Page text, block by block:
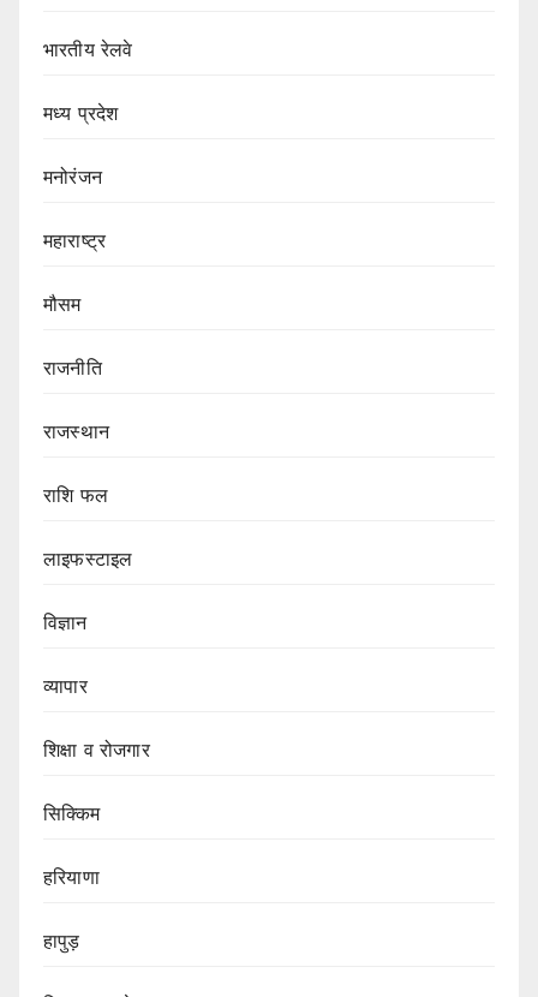
भारतीय रेलवे
मध्य प्रदेश
मनोरंजन
महाराष्ट्र
मौसम
राजनीति
राजस्थान
राशि फल
लाइफस्टाइल
विज्ञान
व्यापार
शिक्षा व रोजगार
सिक्किम
हरियाणा
हापुड़